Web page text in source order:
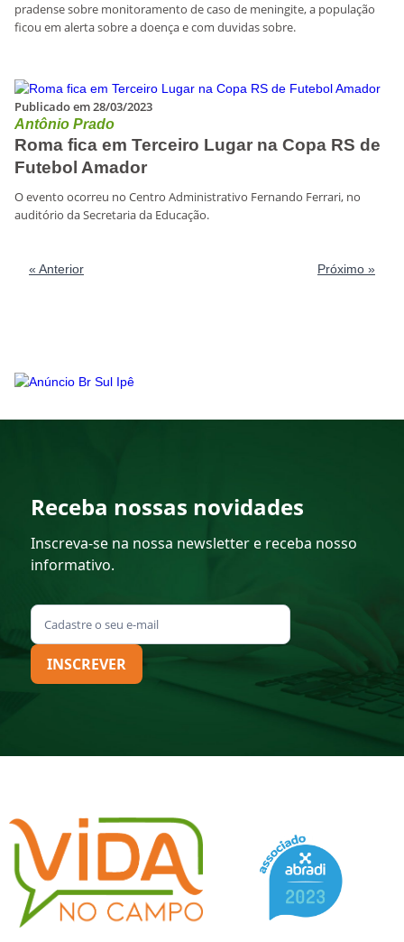
pradense sobre monitoramento de caso de meningite, a população
ficou em alerta sobre a doença e com duvidas sobre.
Publicado em 28/03/2023
Antônio Prado
Roma fica em Terceiro Lugar na Copa RS de
Futebol Amador
O evento ocorreu no Centro Administrativo Fernando Ferrari, no
auditório da Secretaria da Educação.
« Anterior Próximo »
Receba nossas novidades
Inscreva-se na nossa newsletter e receba nosso
informativo.
INSCREVER